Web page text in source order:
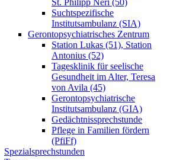
Suchtspezifische
Institutsambulanz (SIA)
Gerontopsychiatrisches Zentrum
Station Lukas (51), Station
Antonius (52)
Tagesklinik für seelische
Gesundheit im Alter, Teresa
von Avila (45)
Gerontopsychiatrische
Institutsambulanz (GIA)
Gedächtnissprechstunde
Pflege in Familien fördern
(PfiFf)
Spezialsprechstunden